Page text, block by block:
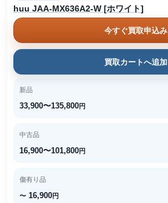
huu JAA-MX636A2-W [ホワイト]
今すぐ買取申込み
買取カートへ追加
新品
33,900〜135,800円
中古品
16,900〜101,800円
傷有り品
〜 16,900円